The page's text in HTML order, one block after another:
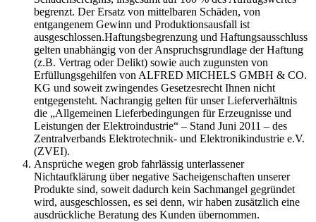
begrenzt. Der Ersatz von mittelbaren Schäden, von
entgangenem Gewinn und Produktionsausfall ist
ausgeschlossen.Haftungsbegrenzung und Haftungsausschluss
gelten unabhängig von der Anspruchsgrundlage der Haftung
(z.B. Vertrag oder Delikt) sowie auch zugunsten von
Erfüllungsgehilfen von ALFRED MICHELS GMBH & CO.
KG und soweit zwingendes Gesetzesrecht Ihnen nicht
entgegensteht. Nachrangig gelten für unser Lieferverhältnis
die „Allgemeinen Lieferbedingungen für Erzeugnisse und
Leistungen der Elektroindustrie“ – Stand Juni 2011 – des
Zentralverbands Elektrotechnik- und Elektronikindustrie e.V.
(ZVEI).
Ansprüche wegen grob fahrlässig unterlassener
Nichtaufklärung über negative Sacheigenschaften unserer
Produkte sind, soweit dadurch kein Sachmangel gegründet
wird, ausgeschlossen, es sei denn, wir haben zusätzlich eine
ausdrückliche Beratung des Kunden übernommen.